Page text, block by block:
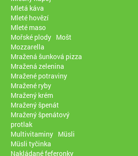
Mletá káva
Mleté hovězí
Mleté maso
Mořské plody Mošt
Mozzarella
Mražená šunková pizza
Mražená zelenina
Mražené potraviny
Mražené ryby
Mražený krém
Mražený špenát
Mražený špenátový
protlak
Multivitaminy Müsli
Müsli tyčinka
Nakládané feferonky